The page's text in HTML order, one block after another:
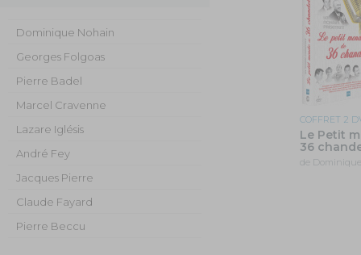
Dominique Nohain
Georges Folgoas
Pierre Badel
Marcel Cravenne
Lazare Iglésis
André Fey
Jacques Pierre
Claude Fayard
Pierre Beccu
COFFRET 2
Le Petit
36
de